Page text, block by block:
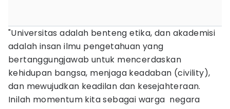
"Universitas adalah benteng etika, dan akademisi
adalah insan ilmu pengetahuan yang
bertanggungjawab untuk mencerdaskan
kehidupan bangsa, menjaga keadaban (civility),
dan mewujudkan keadilan dan kesejahteraan.
Inilah momentum kita sebagai warga negara